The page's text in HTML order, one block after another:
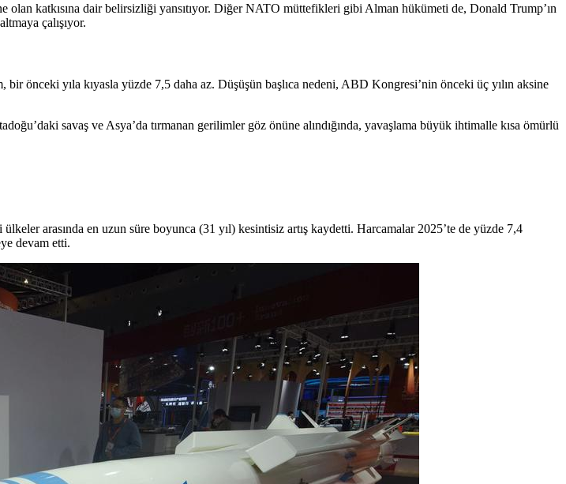
olan katkısına dair belirsizliği yansıtıyor. Diğer NATO müttefikleri gibi Alman hükümeti de, Donald Trump’ın
çalışıyor.
önceki yıla kıyasla yüzde 7,5 daha az. Düşüşün başlıca nedeni, ABD Kongresi’nin önceki üç yılın aksine
savaş ve Asya’da tırmanan gerilimler göz önüne alındığında, yavaşlama büyük ihtimalle kısa ömürlü
arasında en uzun süre boyunca (31 yıl) kesintisiz artış kaydetti. Harcamalar 2025’te de yüzde 7,4
devam etti.